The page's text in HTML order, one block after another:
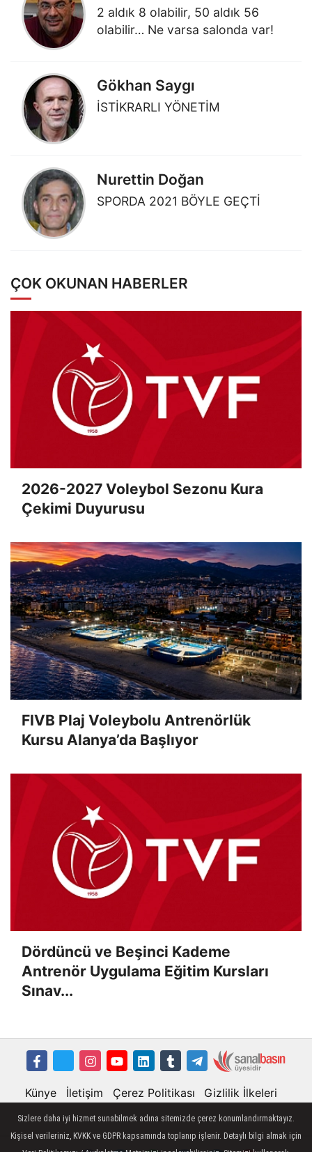
2 aldık 8 olabilir, 50 aldık 56
olabilir… Ne varsa salonda var!
Gökhan Saygı
İSTİKRARLI YÖNETİM
Nurettin Doğan
SPORDA 2021 BÖYLE GEÇTİ
ÇOK OKUNAN HABERLER
2026-2027 Voleybol Sezonu Kura
Çekimi Duyurusu
FIVB Plaj Voleybolu Antrenörlük
Kursu Alanya’da Başlıyor
Dördüncü ve Beşinci Kademe
Antrenör Uygulama Eğitim Kursları
Sınav...
Künye İletişim Çerez Politikası Gizlilik İlkeleri
Sizlere daha iyi hizmet sunabilmek adına sitemizde çerez konumlandırmaktayız.
Kişisel verileriniz, KVKK ve GDPR kapsamında toplanıp işlenir. Detaylı bilgi almak için